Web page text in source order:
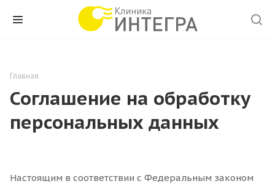
Главная
Соглашение на обработку
персональных данных
Настоящим в соответствии с Федеральным законом